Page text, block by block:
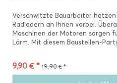
Verschwitzte Bauarbeiter
Radladern an Ihnen vorbei.
Maschinen der Motoren sorgen
Lärm. Mit diesem Baustellen-
9,90 € * 19,90 € *